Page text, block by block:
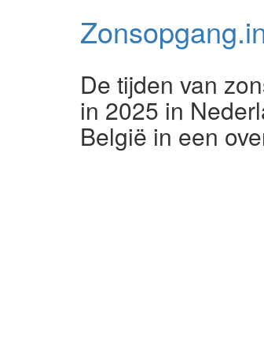
Zonsopgang.
De tijden van
in 2025 in
België in een